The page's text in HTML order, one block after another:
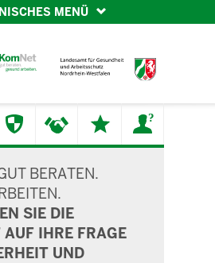
MENÜ
BERATEN.
SIE DIE
IHRE FRAGE
UND